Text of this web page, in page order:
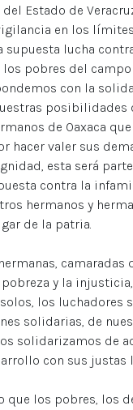
Estado de
en los
supuesta lucha
los pobres del campo
con la
posibilidades
de Oaxaca
hacer valer sus
esta será
contra la
hermanos y
de la patria.
camaradas
y la
los luchadores
solidarias, de
solidarizamos de
con sus justas
que los pobres, los